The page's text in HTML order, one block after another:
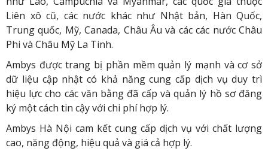
Liên xô cũ, các nước khác như Nhật bản, Hàn Quốc,
Trung quốc, Mỹ, Canada, Châu Âu và các các nước Châu
Phi và Châu Mỹ La Tinh.
Ambys được trang bị phần mềm quản lý mạnh và cơ sở
dữ liệu cập nhật có khả năng cung cấp dịch vụ duy trì
hiệu lực cho các văn bằng đã cấp và quản lý hồ sơ đăng
ký một cách tin cậy với chi phí hợp lý.
Ambys Hà Nội cam kết cung cấp dịch vụ với chất lượng
cao, năng động, hiệu quả và giá cả hợp lý.